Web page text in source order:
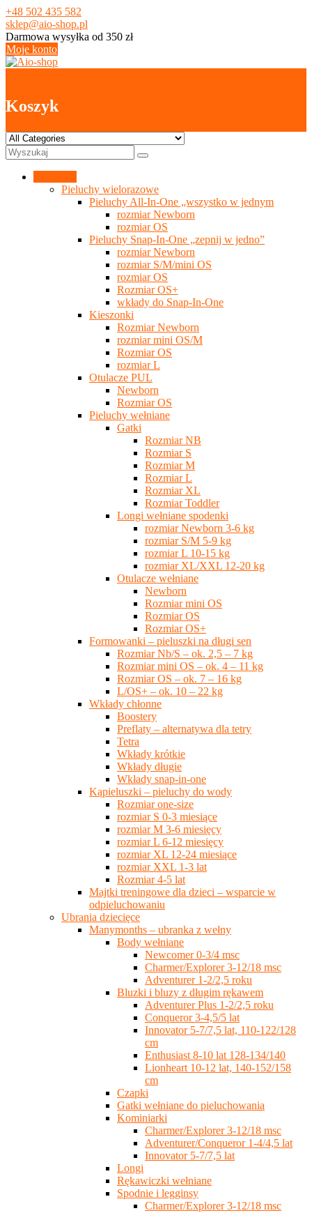
Skip
to
content
+48 502 435 582
sklep@aio-shop.pl
Darmowa wysyłka od 350 zł
Moje konto
Koszyk
Pieluchy wielorazowe
Pieluchy All-In-One „wszystko w jednym
rozmiar Newborn
rozmiar OS
Pieluchy Snap-In-One „zepnij w jedno”
rozmiar Newborn
rozmiar S/M/mini OS
rozmiar OS
Rozmiar OS+
wkłady do Snap-In-One
Kieszonki
Rozmiar Newborn
rozmiar mini OS/M
Rozmiar OS
rozmiar L
Otulacze PUL
Newborn
Rozmiar OS
Pieluchy wełniane
Gatki
Rozmiar NB
Rozmiar S
Rozmiar M
Rozmiar L
Rozmiar XL
Rozmiar Toddler
Longi wełniane spodenki
rozmiar Newborn 3-6 kg
rozmiar S/M 5-9 kg
rozmiar L 10-15 kg
rozmiar XL/XXL 12-20 kg
Otulacze wełniane
Newborn
Rozmiar mini OS
Rozmiar OS
Rozmiar OS+
Formowanki – pieluszki na długi sen
Rozmiar Nb/S – ok. 2,5 – 7 kg
Rozmiar mini OS – ok. 4 – 11 kg
Rozmiar OS – ok. 7 – 16 kg
L/OS+ – ok. 10 – 22 kg
Wkłady chłonne
Boostery
Preflaty – alternatywa dla tetry
Tetra
Wkłady krótkie
Wkłady długie
Wkłady snap-in-one
Kąpieluszki – pieluchy do wody
Rozmiar one-size
rozmiar S 0-3 miesiące
rozmiar M 3-6 miesięcy
rozmiar L 6-12 miesięcy
rozmiar XL 12-24 miesiące
rozmiar XXL 1-3 lat
Rozmiar 4-5 lat
Majtki treningowe dla dzieci – wsparcie w
odpieluchowaniu
Ubrania dziecięce
Manymonths – ubranka z wełny
Body wełniane
Newcomer 0-3/4 msc
Charmer/Explorer 3-12/18 msc
Adventurer 1-2/2,5 roku
Bluzki i bluzy z długim rękawem
Adventurer Plus 1-2/2,5 roku
Conqueror 3-4,5/5 lat
Innovator 5-7/7,5 lat, 110-122/128
cm
Enthusiast 8-10 lat 128-134/140
Lionheart 10-12 lat, 140-152/158
cm
Czapki
Gatki wełniane do pieluchowania
Kominiarki
Charmer/Explorer 3-12/18 msc
Adventurer/Conqueror 1-4/4,5 lat
Innovator 5-7/7,5 lat
Longi
Rękawiczki wełniane
Spodnie i legginsy
Charmer/Explorer 3-12/18 msc